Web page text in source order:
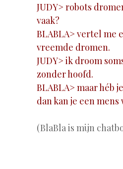
JUDY> robots
vaak?
BLABLA> vertel me
vreemde dromen.
JUDY> ik droom
zonder hoofd.
BLABLA> maar héb
dan kan je een mens
(BlaBla is mijn